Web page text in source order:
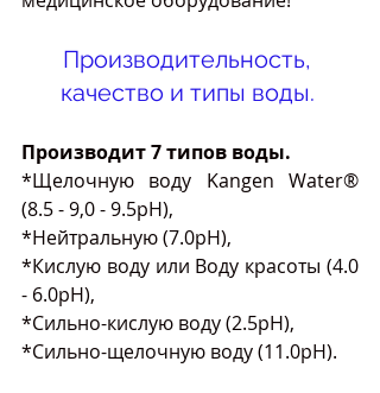
Производительность,
качество и типы воды.
Производит 7 типов воды.
*Щелочную воду Kangen Water®
(8.5 - 9,0 - 9.5pH),
*Нейтральную (7.0pH),
*Кислую воду или Воду красоты (4.0
- 6.0рН),
*Сильно-кислую воду (2.5pH),
*Сильно-щелочную воду (11.0pH).